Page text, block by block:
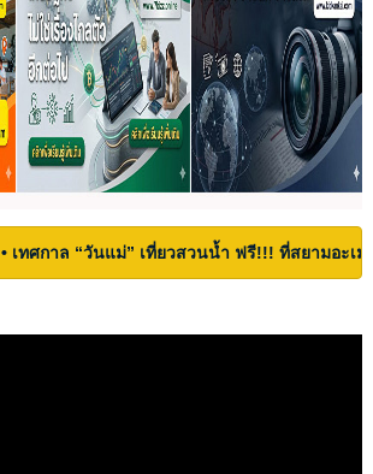
• เทศกาล “วันแม่” เที่ยวสวนน้ำ ฟรี!!! ที่สยามอะ